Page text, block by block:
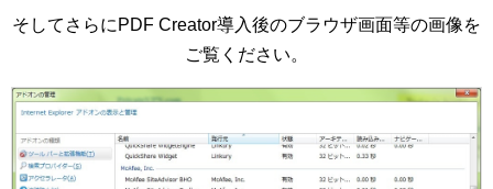
そしてさらにPDF Creator導入後のブラウザ画面等の画像を
ご覧ください。